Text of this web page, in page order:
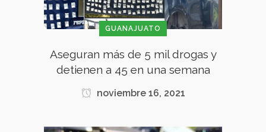
GUANAJUATO
Aseguran más de 5 mil drogas y
detienen a 45 en una semana
noviembre 16, 2021